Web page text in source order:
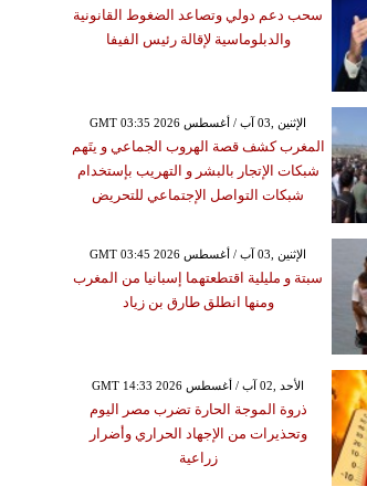
سحب دعم دولي وتصاعد الضغوط القانونية
والدبلوماسية لإقالة رئيس الفيفا
GMT 03:35 2026 الإثنين ,03 آب / أغسطس
المغرب كشف قصة الهروب الجماعي و يتَهم
شبكات الإتجار بالبشر و التهريب بإستخدام
شبكات التواصل الإجتماعي للتحريض
GMT 03:45 2026 الإثنين ,03 آب / أغسطس
سبتة و مليلية اقتطعتهما إسبانيا من المغرب
ومنها انطلق طارق بن زياد
GMT 14:33 2026 الأحد ,02 آب / أغسطس
ذروة الموجة الحارة تضرب مصر اليوم
وتحذيرات من الإجهاد الحراري وأضرار
زراعية